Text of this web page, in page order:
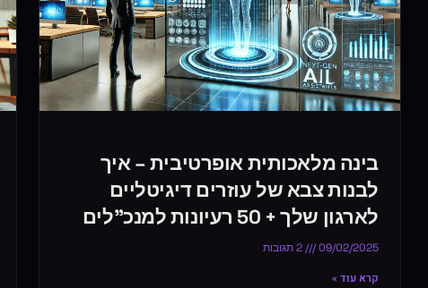
בינה מלאכותית אופרטיבית – איך
לבנות צבא של עוזרים דיגיטליים
לארגון שלך + 50 רעיונות למנכ"לים
09/02/2025
קרא עוד »